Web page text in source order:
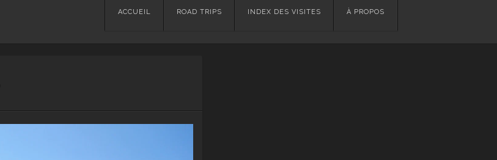
Skip
ACCUEIL ROAD TRIPS INDEX DES VISITES À PROPOS